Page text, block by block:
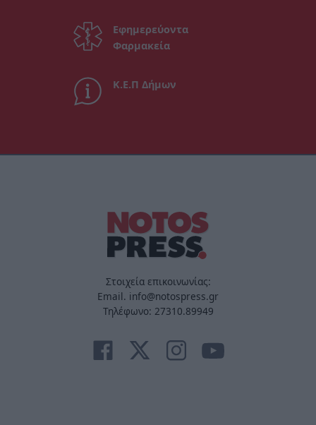
Εφημερεύοντα
Φαρμακεία
Κ.Ε.Π Δήμων
Στοιχεία επικοινωνίας:
Email. info@notospress.gr
Τηλέφωνο: 27310.89949